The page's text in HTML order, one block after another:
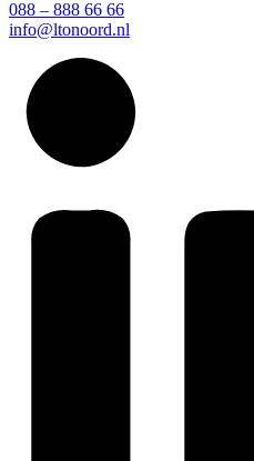
088 – 888 66 66
info@ltonoord.nl